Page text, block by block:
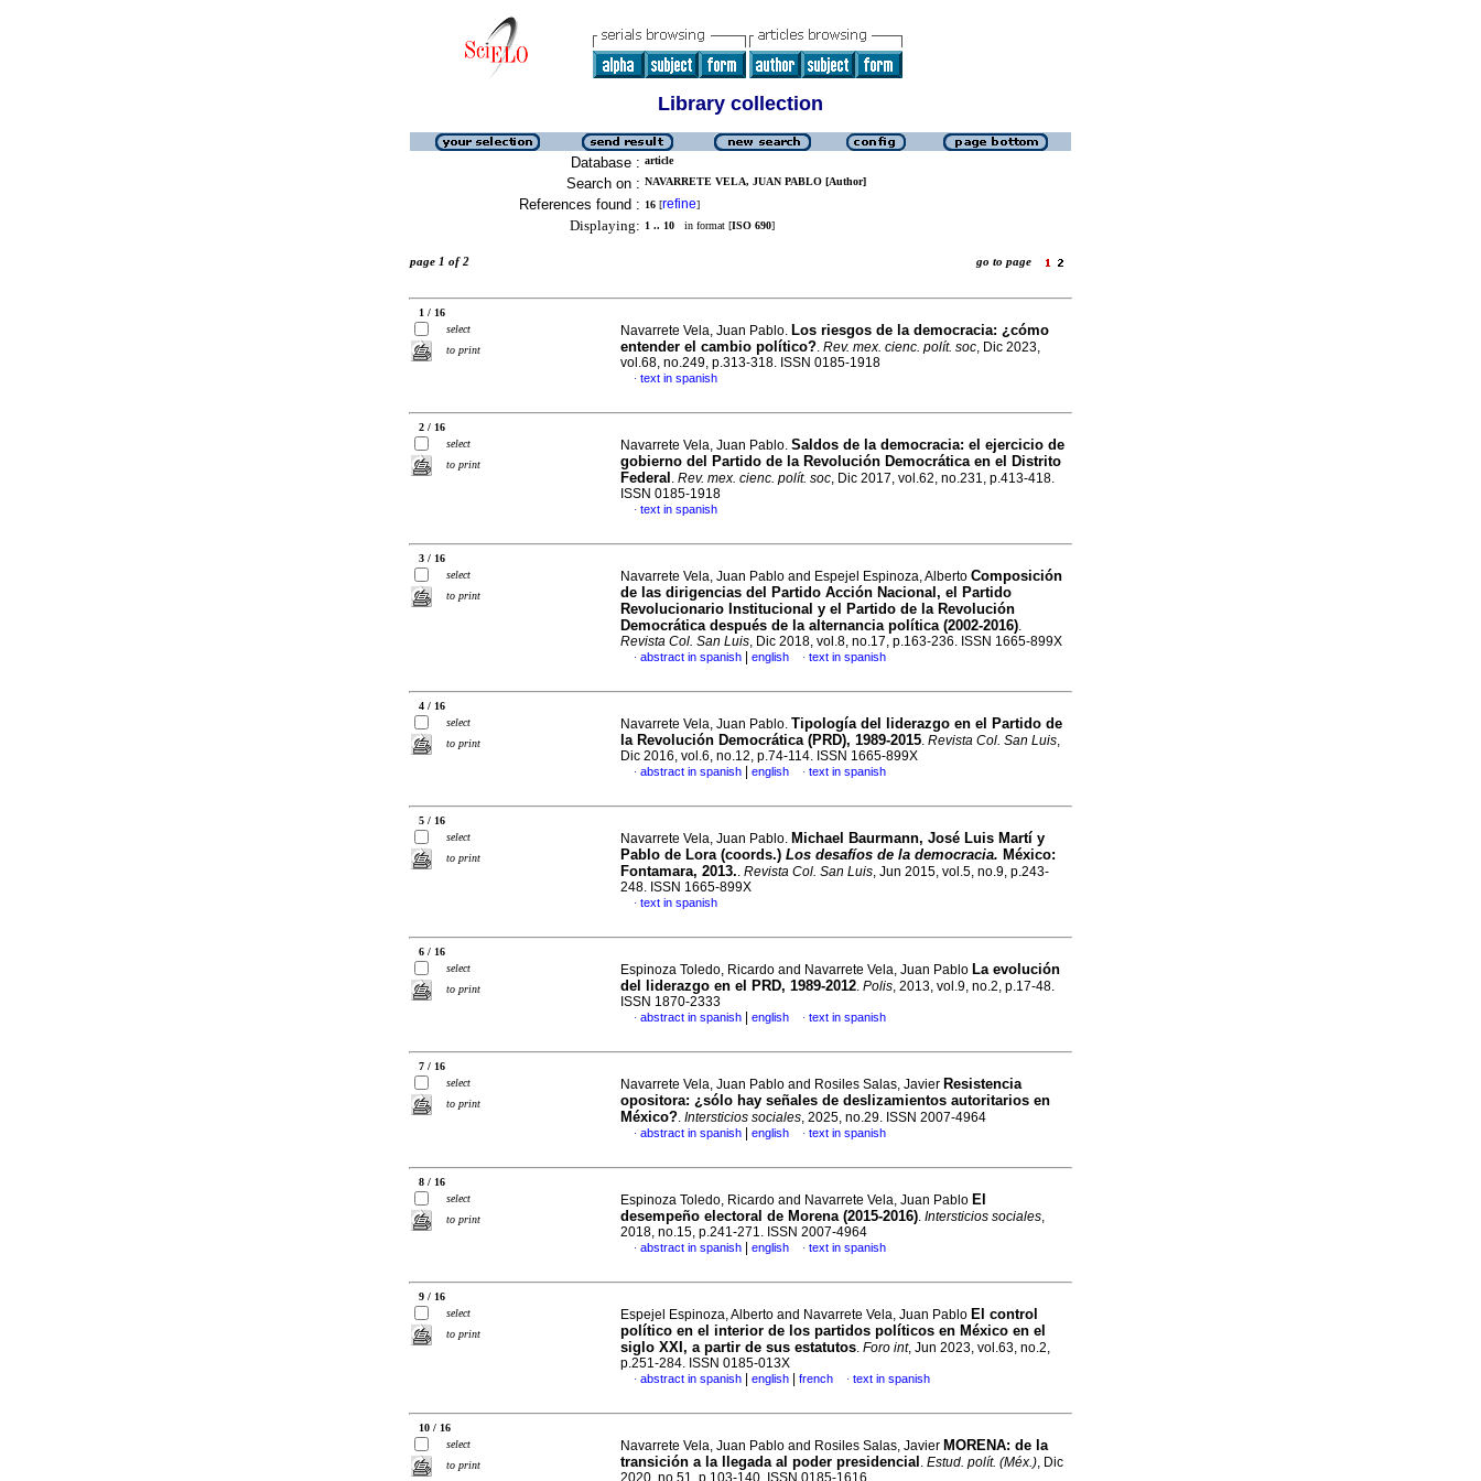
Library collection
Database : article
Search on : NAVARRETE VELA, JUAN PABLO [Author]
References found : 16 [refine]
Displaying: 1 .. 10 in format [ISO 690]
page 1 of 2 go to page
1 / 16
select
to print
Navarrete Vela, Juan Pablo. Los riesgos de la democracia: ¿cómo
entender el cambio político?. Rev. mex. cienc. polít. soc, Dic 2023,
vol.68, no.249, p.313-318. ISSN 0185-1918
· text in spanish
2 / 16
select
to print
Navarrete Vela, Juan Pablo. Saldos de la democracia: el ejercicio de
gobierno del Partido de la Revolución Democrática en el Distrito
Federal . Rev. mex. cienc. polít. soc, Dic 2017, vol.62, no.231, p.413-418.
ISSN 0185-1918
· text in spanish
3 / 16
select
to print
Navarrete Vela, Juan Pablo and Espejel Espinoza, Alberto Composición
de las dirigencias del Partido Acción Nacional, el Partido
Revolucionario Institucional y el Partido de la Revolución
Democrática después de la alternancia política (2002-2016).
Revista Col. San Luis, Dic 2018, vol.8, no.17, p.163-236. ISSN 1665-899X
· abstract in spanish english · text in spanish
4 / 16
select
to print
Navarrete Vela, Juan Pablo. Tipología del liderazgo en el Partido de
la Revolución Democrática (PRD), 1989-2015. Revista Col. San Luis,
Dic 2016, vol.6, no.12, p.74-114. ISSN 1665-899X
· abstract in spanish english · text in spanish
5 / 16
select
to print
Navarrete Vela, Juan Pablo. Michael Baurmann, José Luis Martí y
Pablo de Lora (coords.) Los desafíos de la democracia. México:
Fontamara, 2013.. Revista Col. San Luis, Jun 2015, vol.5, no.9, p.243-
248. ISSN 1665-899X
· text in spanish
6 / 16
select
to print
Espinoza Toledo, Ricardo and Navarrete Vela, Juan Pablo La evolución
del liderazgo en el PRD, 1989-2012. Polis, 2013, vol.9, no.2, p.17-48.
ISSN 1870-2333
· abstract in spanish english · text in spanish
7 / 16
select
to print
Navarrete Vela, Juan Pablo and Rosiles Salas, Javier Resistencia
opositora: ¿sólo hay señales de deslizamientos autoritarios en
México?. Intersticios sociales, 2025, no.29. ISSN 2007-4964
· abstract in spanish english · text in spanish
8 / 16
select
to print
Espinoza Toledo, Ricardo and Navarrete Vela, Juan Pablo El
desempeño electoral de Morena (2015-2016). Intersticios sociales,
2018, no.15, p.241-271. ISSN 2007-4964
· abstract in spanish english · text in spanish
9 / 16
select
to print
Espejel Espinoza, Alberto and Navarrete Vela, Juan Pablo El control
político en el interior de los partidos políticos en México en el
siglo XXI, a partir de sus estatutos. Foro int, Jun 2023, vol.63, no.2,
p.251-284. ISSN 0185-013X
· abstract in spanish english french · text in spanish
10 / 16
select
to print
Navarrete Vela, Juan Pablo and Rosiles Salas, Javier MORENA: de la
transición a la llegada al poder presidencial . Estud. polít. (Méx.), Dic
2020, no.51, p.103-140. ISSN 0185-1616